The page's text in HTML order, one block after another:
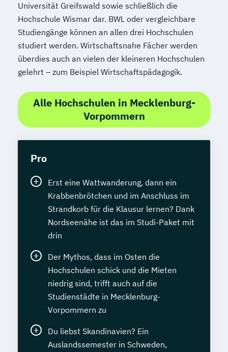
Universität Greifswald sowie schließlich die
Hochschule Wismar dar. BWL oder vergleichbare
Studiengänge können an allen drei Hochschulen
studiert werden. Wirtschaftsnahe Fächer werden
überdies auch an vielen der kleineren Hochschulen
gelehrt – zum Beispiel Wirtschaftspädagogik.
Alle Hochschulen in Mecklenburg-
Vorpommern
Pro
Erst eine Wattwanderung, dann ein
Krabbenbrötchen und im Anschluss im
Strandkorb für die Klausur lernen? Dank
Nordseenähe ist das im Studi-Paket mit
drin
Der Mythos, dass im Osten die
Hochschulen schick und die Mieten
niedrig sind, trifft auch auf die
Studienstädte in Mecklenburg-
Vorpommern zu
Du liebst Skandinavien? Ein
Auslandssemester in Schweden,